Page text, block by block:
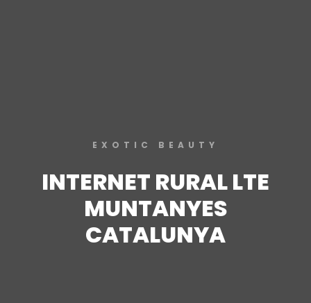
EXOTIC BEAUTY
INTERNET RURAL LTE
MUNTANYES
CATALUNYA